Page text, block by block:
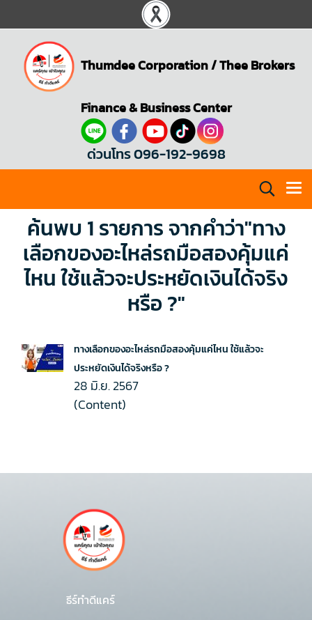
Thumdee Corporation/Thee Brokers
Finance & Business Center
ด่วนโทร 096-192-9698
ค้นพบ 1 รายการ จากคำว่า"ทาง
เลือกของอะไหล่รถมือสองคุ้มแค่
ไหน ใช้แล้วจะประหยัดเงินได้จริง
หรือ ?"
ทางเลือกของอะไหล่รถมือสองคุ้มแค่ไหน ใช้แล้วจะ
ประหยัดเงินได้จริงหรือ ?
28 มิ.ย. 2567
(Content)
ธีร์ทำดีแคร์